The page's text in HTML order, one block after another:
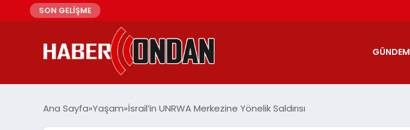
SON GELİŞME
GÜNDEM
Ana Sayfa Yaşam İsrail’in UNRWA Merkezine Yönelik Saldırısı